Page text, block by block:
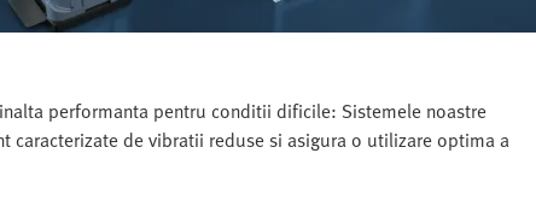
performanta pentru conditii dificile: Sistemele noastre
caracterizate de vibratii reduse si asigura o utilizare optima a